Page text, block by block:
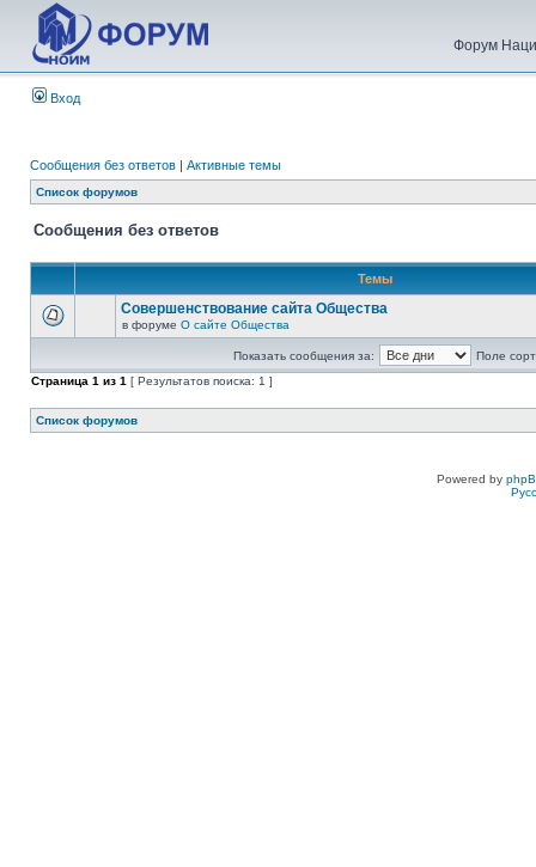
Форум
Вход
Сообщения без ответов | Активные темы
Список форумов
Сообщения без ответов
Темы
Совершенствование сайта Общества
в форуме О сайте Общества
Показать сообщения за:
Поле
Страница 1 из 1 [ Результатов поиска: 1 ]
Список форумов
Powered by